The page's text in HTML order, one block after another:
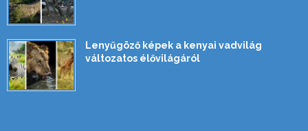
Lenyűgöző képek a kenyai vadvilág
változatos élővilágáról